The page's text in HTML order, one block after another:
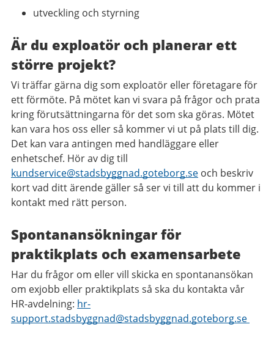
utveckling och styrning
Är du exploatör och planerar ett
större projekt?
Vi träffar gärna dig som exploatör eller företagare för
ett förmöte. På mötet kan vi svara på frågor och prata
kring förutsättningarna för det som ska göras. Mötet
kan vara hos oss eller så kommer vi ut på plats till dig.
Det kan vara antingen med handläggare eller
enhetschef. Hör av dig till
kundservice@stadsbyggnad.goteborg.se och beskriv
kort vad ditt ärende gäller så ser vi till att du kommer i
kontakt med rätt person.
Spontanansökningar för
praktikplats och examensarbete
Har du frågor om eller vill skicka en spontanansökan
om exjobb eller praktikplats så ska du kontakta vår
HR-avdelning: hr-
support.stadsbyggnad@stadsbyggnad.goteborg.se